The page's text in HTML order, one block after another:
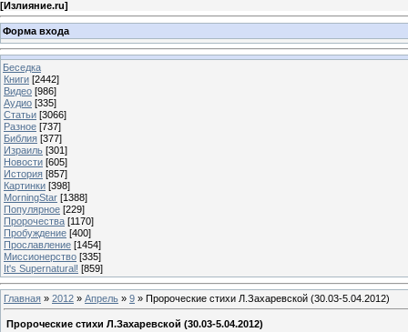
[Излияние.ru]
Форма входа
Беседка
Книги [2442]
Видео [986]
Аудио [335]
Статьи [3066]
Разное [737]
Библия [377]
Израиль [301]
Новости [605]
История [857]
Картинки [398]
MorningStar [1388]
Популярное [229]
Пророчества [1170]
Пробуждение [400]
Прославление [1454]
Миссионерство [335]
It's Supernatural! [859]
Главная » 2012 » Апрель » 9 » Пророческие стихи Л.Захаревской (30.03-5.04.2012)
Пророческие стихи Л.Захаревской (30.03-5.04.2012)